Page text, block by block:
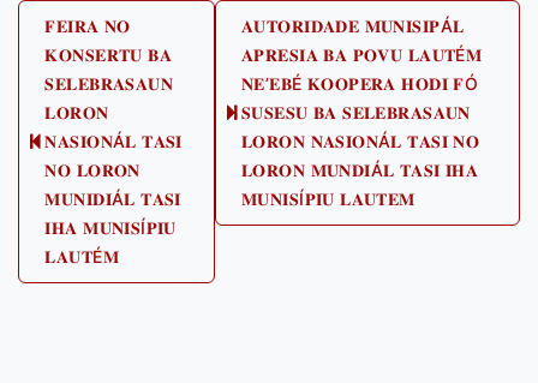
Post
navigation
Previous
post:
𝐅𝐄𝐈𝐑𝐀 𝐍𝐎
𝐊𝐎𝐍𝐒𝐄𝐑𝐓𝐔 𝐁𝐀
𝐒𝐄𝐋𝐄𝐁𝐑𝐀𝐒𝐀𝐔𝐍
𝐋𝐎𝐑𝐎𝐍
𝐍𝐀𝐒𝐈𝐎𝐍Á𝐋 𝐓𝐀𝐒𝐈
𝐍𝐎 𝐋𝐎𝐑𝐎𝐍
𝐌𝐔𝐍𝐈𝐃𝐈Á𝐋 𝐓𝐀𝐒𝐈
𝐈𝐇𝐀 𝐌𝐔𝐍𝐈𝐒Í𝐏𝐈𝐔
𝐋𝐀𝐔𝐓É𝐌
Next
post:
𝐀𝐔𝐓𝐎𝐑𝐈𝐃𝐀𝐃𝐄 𝐌𝐔𝐍𝐈𝐒𝐈𝐏Á𝐋
𝐀𝐏𝐑𝐄𝐒𝐈𝐀 𝐁𝐀 𝐏𝐎𝐕𝐔 𝐋𝐀𝐔𝐓É𝐌
𝐍𝐄’𝐄𝐁É 𝐊𝐎𝐎𝐏𝐄𝐑𝐀 𝐇𝐎𝐃𝐈 𝐅Ó
𝐒𝐔𝐒𝐄𝐒𝐔 𝐁𝐀 𝐒𝐄𝐋𝐄𝐁𝐑𝐀𝐒𝐀𝐔𝐍
𝐋𝐎𝐑𝐎𝐍 𝐍𝐀𝐒𝐈𝐎𝐍Á𝐋 𝐓𝐀𝐒𝐈 𝐍𝐎
𝐋𝐎𝐑𝐎𝐍 𝐌𝐔𝐍𝐃𝐈Á𝐋 𝐓𝐀𝐒𝐈 𝐈𝐇𝐀
𝐌𝐔𝐍𝐈𝐒Í𝐏𝐈𝐔 𝐋𝐀𝐔𝐓𝐄𝐌